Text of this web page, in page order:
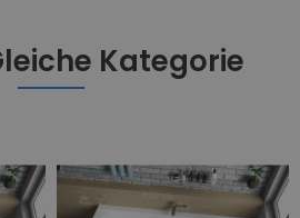
Kategorie